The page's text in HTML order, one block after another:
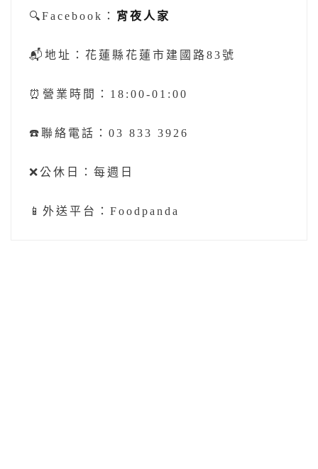
🔍Facebook： 宵夜人家
📬地址：花蓮縣花蓮市建國路83號
⏰營業時間：18:00-01:00
☎️聯絡電話：03 833 3926
❌公休日：每週日
📱外送平台：Foodpanda